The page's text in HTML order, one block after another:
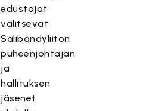
edustajat
valitsevat
Salibandyliiton
puheenjohtajan
ja
hallituksen
jäsenet